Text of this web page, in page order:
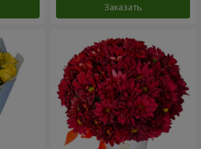
Заказать